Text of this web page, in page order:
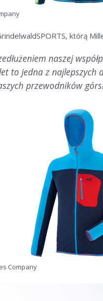
którą
naszej
to jedna z najlepszych
przewodników
Company